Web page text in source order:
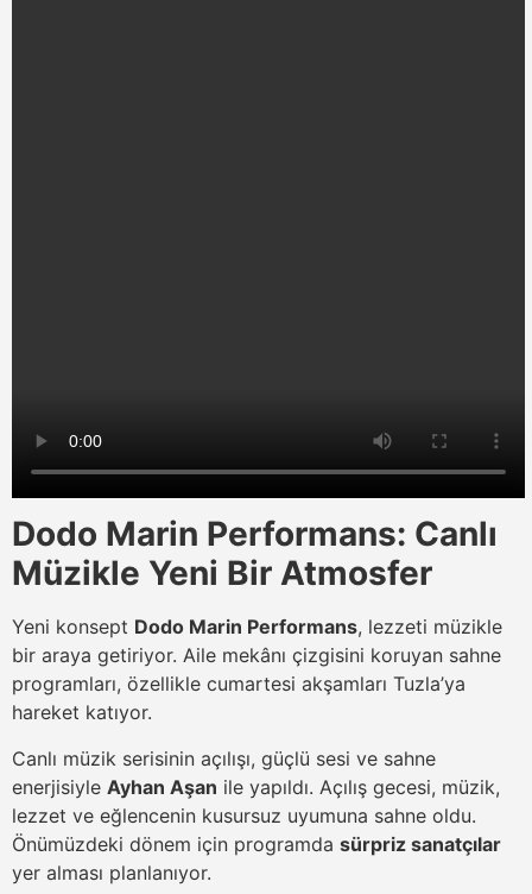
Dodo Marin Performans: Canlı
Müzikle Yeni Bir Atmosfer
Yeni konsept Dodo Marin Performans, lezzeti müzikle
bir araya getiriyor. Aile mekânı çizgisini koruyan sahne
programları, özellikle cumartesi akşamları Tuzla’ya
hareket katıyor.
Canlı müzik serisinin açılışı, güçlü sesi ve sahne
enerjisiyle Ayhan Aşan ile yapıldı. Açılış gecesi, müzik,
lezzet ve eğlencenin kusursuz uyumuna sahne oldu.
Önümüzdeki dönem için programda sürpriz sanatçılar
yer alması planlanıyor.